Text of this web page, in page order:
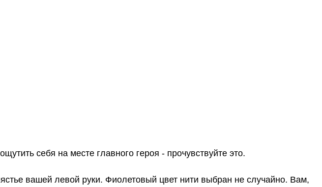
себя на месте главного героя - прочувствуйте это.
вашей левой руки. Фиолетовый цвет нити выбран не случайно. Вам,